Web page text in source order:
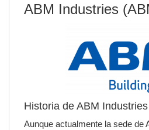
ABM Industries
Historia de ABM
Aunque actualmente la sede de